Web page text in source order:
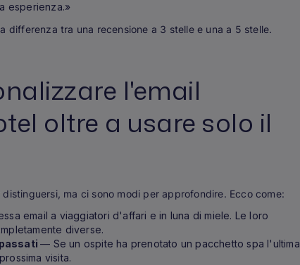
esperienza.»
differenza tra una recensione a 3 stelle e una a 5 stelle.
l'email
oltre a usare solo il
ma ci sono modi per approfondire. Ecco come:
email a viaggiatori d'affari e in luna di miele. Le loro
diverse.
— Se un ospite ha prenotato un pacchetto spa l'ultima
visita.